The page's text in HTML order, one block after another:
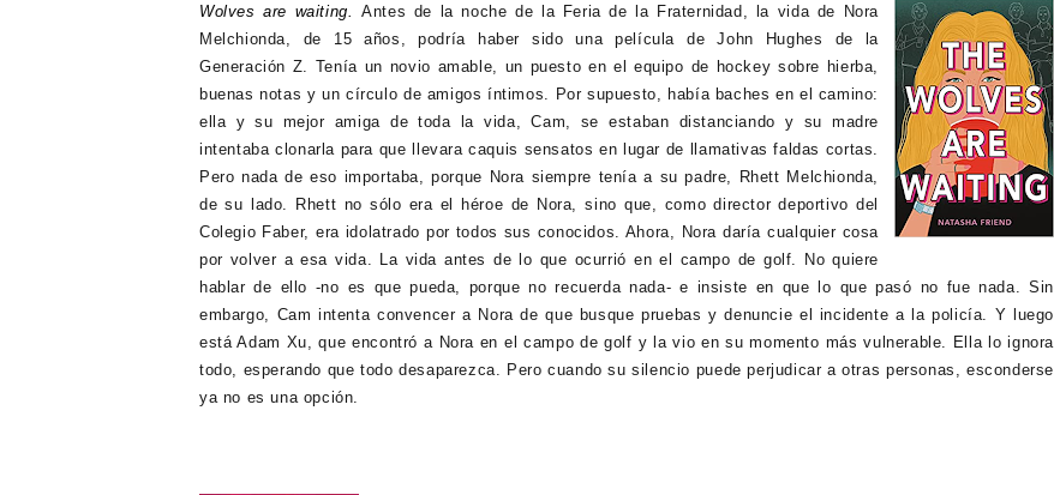
Wolves are waiting.Antes de la noche de la Feria de la Fraternidad, la vida de Nora
Melchionda, de 15 años, podría haber sido una película de John Hughes de la
Generación Z. Tenía un novio amable, un puesto en el equipo de hockey sobre hierba,
buenas notas y un círculo de amigos íntimos. Por supuesto, había baches en el camino:
ella y su mejor amiga de toda la vida, Cam, se estaban distanciando y su madre
intentaba clonarla para que llevara caquis sensatos en lugar de llamativas faldas cortas.
Pero nada de eso importaba, porque Nora siempre tenía a su padre, Rhett Melchionda,
de su lado. Rhett no sólo era el héroe de Nora, sino que, como director deportivo del
Colegio Faber, era idolatrado por todos sus conocidos. Ahora, Nora daría cualquier cosa
por volver a esa vida. La vida antes de lo que ocurrió en el campo de golf. No quiere
hablar de ello -no es que pueda, porque no recuerda nada- e insiste en que lo que pasó no fue nada. Sin
embargo, Cam intenta convencer a Nora de que busque pruebas y denuncie el incidente a la policía. Y luego
está Adam Xu, que encontró a Nora en el campo de golf y la vio en su momento más vulnerable. Ella lo ignora
todo, esperando que todo desaparezca. Pero cuando su silencio puede perjudicar a otras personas, esconderse
ya no es una opción.